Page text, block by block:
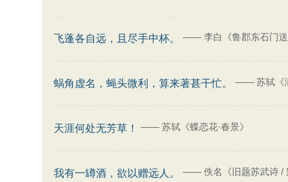
飞蓬各自远，且尽手中杯。 —— 李白《鲁郡东石门送
蜗角虚名，蝇头微利，算来著甚干忙。 —— 苏轼《
天涯何处无芳草！ —— 苏轼《蝶恋花·春景》
我有一罇酒，欲以赠远人。 —— 佚名《旧题苏武诗 /